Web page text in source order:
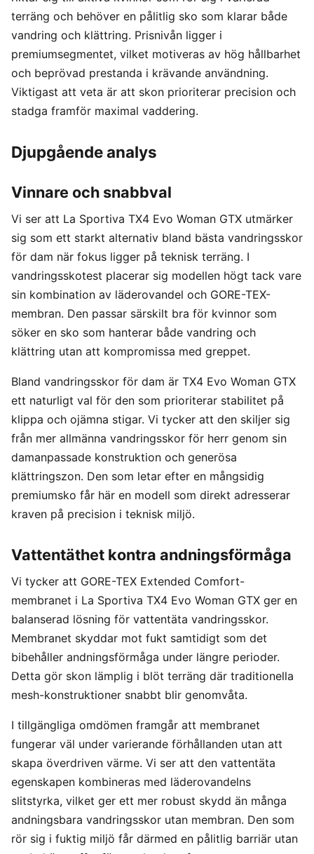
terräng och behöver en pålitlig sko som klarar både
vandring och klättring. Prisnivån ligger i
premiumsegmentet, vilket motiveras av hög hållbarhet
och beprövad prestanda i krävande användning.
Viktigast att veta är att skon prioriterar precision och
stadga framför maximal vaddering.
Djupgående analys
Vinnare och snabbval
Vi ser att La Sportiva TX4 Evo Woman GTX utmärker
sig som ett starkt alternativ bland bästa vandringsskor
för dam när fokus ligger på teknisk terräng. I
vandringsskotest placerar sig modellen högt tack vare
sin kombination av läderovandel och GORE-TEX-
membran. Den passar särskilt bra för kvinnor som
söker en sko som hanterar både vandring och
klättring utan att kompromissa med greppet.
Bland vandringsskor för dam är TX4 Evo Woman GTX
ett naturligt val för den som prioriterar stabilitet på
klippa och ojämna stigar. Vi tycker att den skiljer sig
från mer allmänna vandringsskor för herr genom sin
damanpassade konstruktion och generösa
klättringszon. Den som letar efter en mångsidig
premiumsko får här en modell som direkt adresserar
kraven på precision i teknisk miljö.
Vattentäthet kontra andningsförmåga
Vi tycker att GORE-TEX Extended Comfort-
membranet i La Sportiva TX4 Evo Woman GTX ger en
balanserad lösning för vattentäta vandringsskor.
Membranet skyddar mot fukt samtidigt som det
bibehåller andningsförmåga under längre perioder.
Detta gör skon lämplig i blöt terräng där traditionella
mesh-konstruktioner snabbt blir genomvåta.
I tillgängliga omdömen framgår att membranet
fungerar väl under varierande förhållanden utan att
skapa överdriven värme. Vi ser att den vattentäta
egenskapen kombineras med läderovandelns
slitstyrka, vilket ger ett mer robust skydd än många
andningsbara vandringsskor utan membran. Den som
rör sig i fuktig miljö får därmed en pålitlig barriär utan